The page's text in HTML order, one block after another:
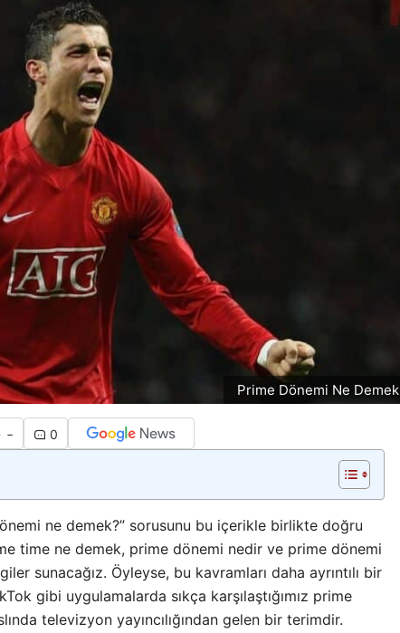
Prime Dönemi Ne Demek
- 0
ne demek?” sorusunu bu içerikle birlikte doğru
time ne demek, prime dönemi nedir ve prime dönemi
sunacağız. Öyleyse, bu kavramları daha ayrıntılı bir
gibi uygulamalarda sıkça karşılaştığımız prime
televizyon yayıncılığından gelen bir terimdir.